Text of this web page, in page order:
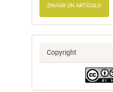
ENVIAR UN ARTÍCULO
Copyright